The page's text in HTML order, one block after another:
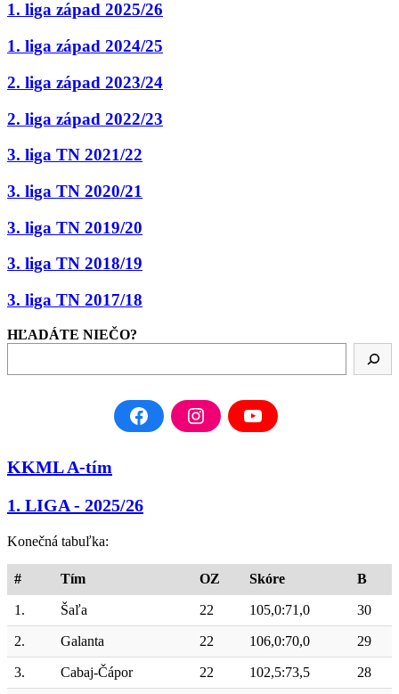
1. liga západ 2025/26
1. liga západ 2024/25
2. liga západ 2023/24
2. liga západ 2022/23
3. liga TN 2021/22
3. liga TN 2020/21
3. liga TN 2019/20
3. liga TN 2018/19
3. liga TN 2017/18
HĽADÁTE NIEČO?
KKML A-tím
1. LIGA - 2025/26
Konečná tabuľka:
# Tím OZ Skóre B
1. Šaľa 22 105,0:71,0 30
2. Galanta 22 106,0:70,0 29
3. Cabaj-Čápor 22 102,5:73,5 28